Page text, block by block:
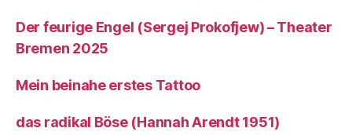
Der feurige Engel (Sergej Prokofjew) – Theater
Bremen 2025
Mein beinahe erstes Tattoo
das radikal Böse (Hannah Arendt 1951)